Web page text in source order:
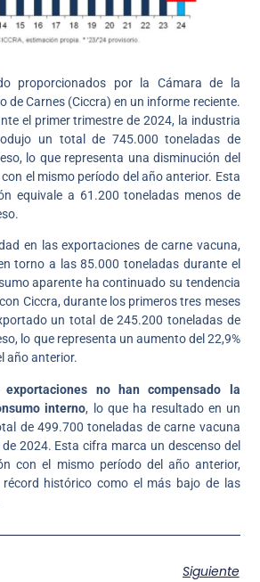
proporcionados por la Cámara de la
de Carnes (Ciccra) en un informe reciente.
el primer trimestre de 2024, la industria
un total de 745.000 toneladas de
lo que representa una disminución del
el mismo período del año anterior. Esta
equivale a 61.200 toneladas menos de
en las exportaciones de carne vacuna,
torno a las 85.000 toneladas durante el
aparente ha continuado su tendencia
Ciccra, durante los primeros tres meses
un total de 245.200 toneladas de
lo que representa un aumento del 22,9%
año anterior.
exportaciones no han compensado la
interno, lo que ha resultado en un
de 499.700 toneladas de carne vacuna
2024. Esta cifra marca un descenso del
con el mismo período del año anterior,
histórico como el más bajo de las
Siguiente